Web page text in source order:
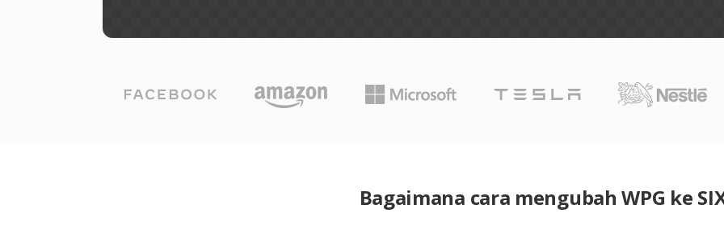
Bagaimana cara mengubah WPG ke